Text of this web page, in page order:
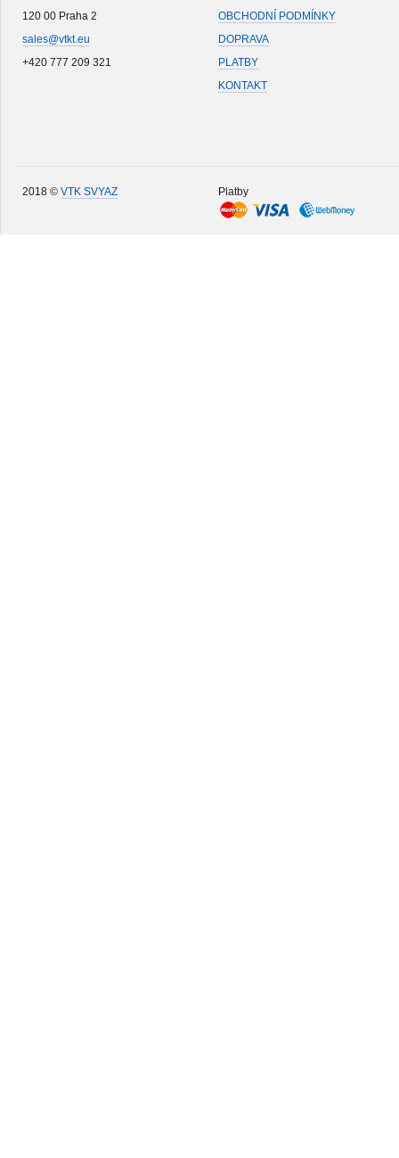
120 00 Praha 2
sales@vtkt.eu
+420 777 209 321
OBCHODNÍ PODMÍNKY
DOPRAVA
PLATBY
KONTAKT
2018 © VTK SVYAZ Platby